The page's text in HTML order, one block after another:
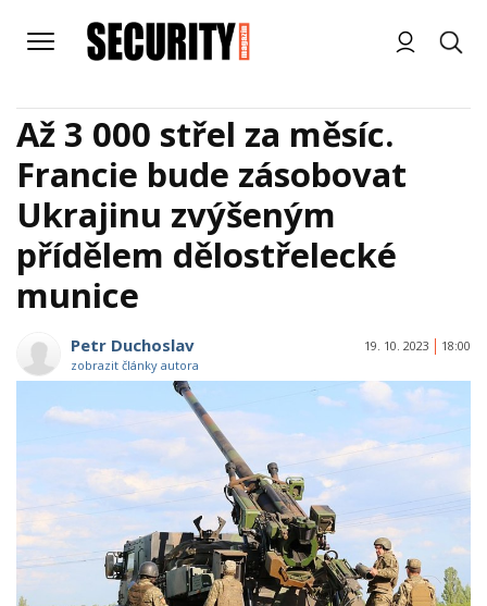
Až 3 000 střel za měsíc.
Francie bude zásobovat
Ukrajinu zvýšeným
přídělem dělostřelecké
munice
Petr Duchoslav
zobrazit články autora
19. 10. 2023 18:00